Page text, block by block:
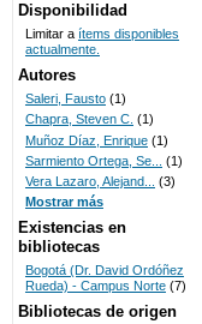
BIBLIOTECAS
UNICOC
Disponibilidad
Limitar a ítems disponibles
actualmente.
Autores
Saleri, Fausto (1)
Chapra, Steven C. (1)
Muñoz Díaz, Enrique (1)
Sarmiento Ortega, Se...
(1)
Vera Lazaro, Alejand...
(3)
Mostrar más
Existencias en
bibliotecas
Bogotá (Dr. David Ordóñez
Rueda) - Campus Norte (7)
Bibliotecas de origen